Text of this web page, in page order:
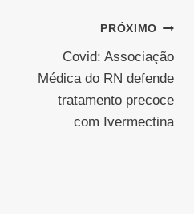
PRÓXIMO
Covid: Associação
Médica do RN defende
tratamento precoce
com Ivermectina